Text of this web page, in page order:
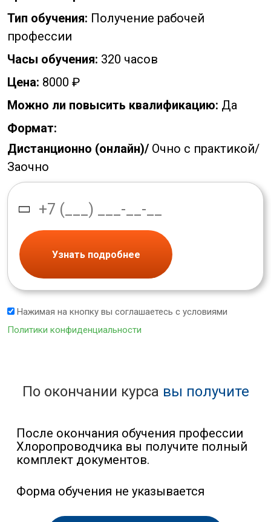
Тип обучения: Получение рабочей
профессии
Часы обучения: 320 часов
Цена: 8000 ₽
Можно ли повысить квалификацию: Да
Формат:
Дистанционно (онлайн)/ Очно с практикой/
Заочно
Узнать подробнее
Нажимая на кнопку вы соглашаетесь с условиями
Политики конфиденциальности
По окончании курса вы получите
После окончания обучения профессии
Хлоропроводчика вы получите полный
комплект документов.
Форма обучения не указывается